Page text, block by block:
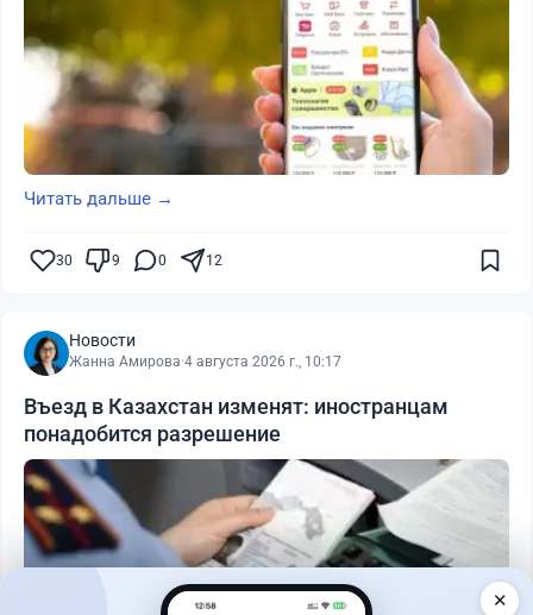
Читать дальше →
30 9 0 12
Новости
Жанна Амирова·4 августа 2026 г., 10:17
Въезд в Казахстан изменят: иностранцам
понадобится разрешение
✕